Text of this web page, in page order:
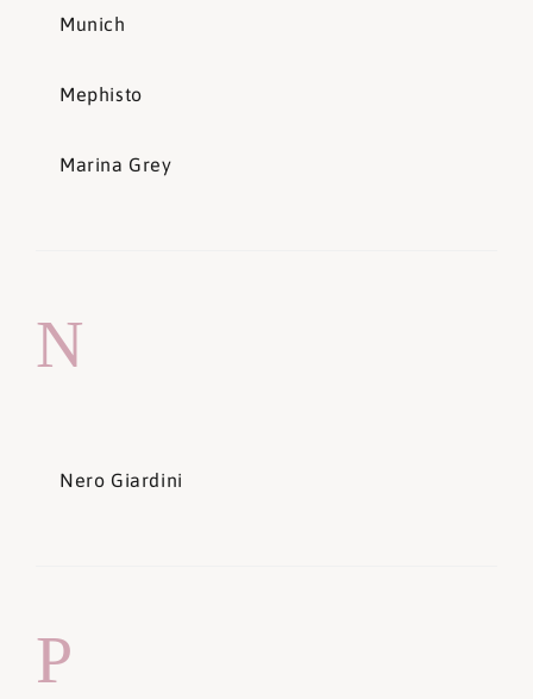
Munich
Mephisto
Marina Grey
N
Nero Giardini
P